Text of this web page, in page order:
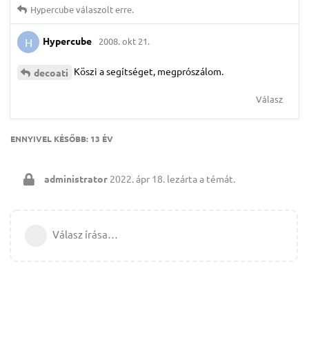
Hypercubeválaszolt erre.
H Hypercube 2008. okt 21.
decoati Köszi a segítséget, megprószálom.
Válasz
ENNYIVEL KÉSŐBB: 13 ÉV
administrator 2022. ápr 18. lezárta a témát.
Válasz írása…